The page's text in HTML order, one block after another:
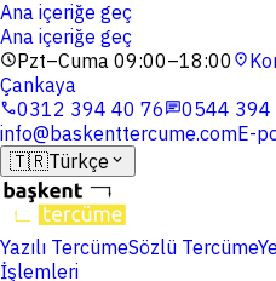
Ana içeriğe geç
Ana içeriğe geç
schedulePzt–Cuma 09:00–18:00 location_on
Çankaya
phone0312 394 40 76chat0544 394
info@baskenttercume.comE-
🇹🇷Türkçe expand_more
Yazılı TercümeSözlü Tercüme
İşlemleri